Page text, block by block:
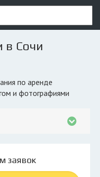
в Сочи
и фотографиями
заявок